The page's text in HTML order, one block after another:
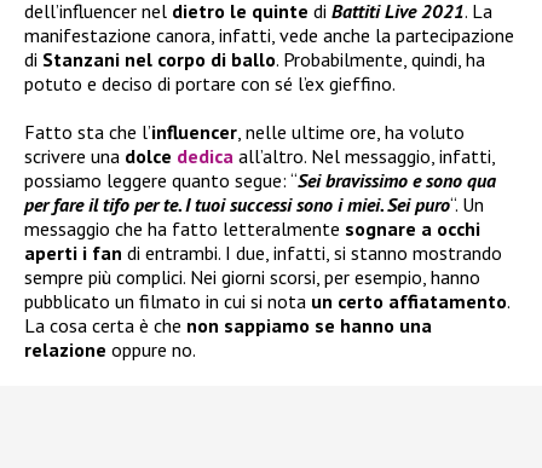
dell’influencer nel dietro le quinte di Battiti Live 2021. La
manifestazione canora, infatti, vede anche la partecipazione
di Stanzani nel corpo di ballo. Probabilmente, quindi, ha
potuto e deciso di portare con sé l’ex gieffino.
Fatto sta che l’influencer, nelle ultime ore, ha voluto
scrivere una dolce dedica all’altro. Nel messaggio, infatti,
possiamo leggere quanto segue: “Sei bravissimo e sono qua
per fare il tifo per te. I tuoi successi sono i miei. Sei puro“. Un
messaggio che ha fatto letteralmente sognare a occhi
aperti i fan di entrambi. I due, infatti, si stanno mostrando
sempre più complici. Nei giorni scorsi, per esempio, hanno
pubblicato un filmato in cui si nota un certo affiatamento.
La cosa certa è che non sappiamo se hanno una
relazione oppure no.